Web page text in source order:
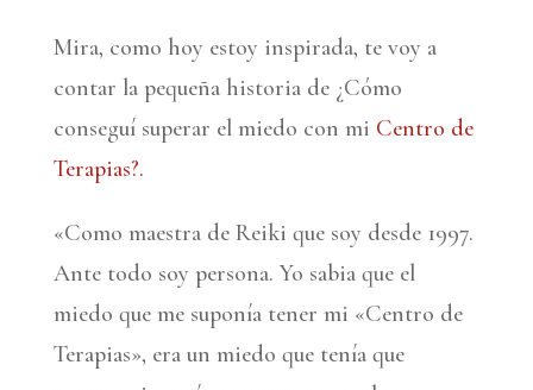
Mira, como hoy estoy inspirada, te voy a
contar la pequeña historia de ¿Cómo
conseguí superar el miedo con mi Centro de
Terapias?.
«Como maestra de Reiki que soy desde 1997.
Ante todo soy persona. Yo sabia que el
miedo que me suponía tener mi «Centro de
Terapias», era un miedo que tenía que